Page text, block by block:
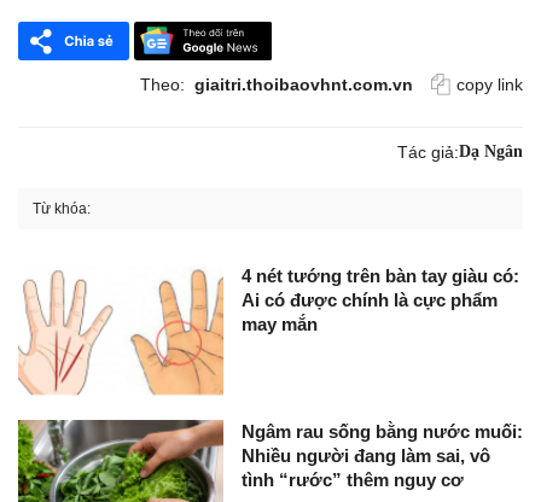
Theo: giaitri.thoibaovhnt.com.vn copy link
Tác giả:Dạ Ngân
Từ khóa:
4 nét tướng trên bàn tay giàu có:
Ai có được chính là cực phẩm
may mắn
Ngâm rau sống bằng nước muối:
Nhiều người đang làm sai, vô
tình “rước” thêm nguy cơ